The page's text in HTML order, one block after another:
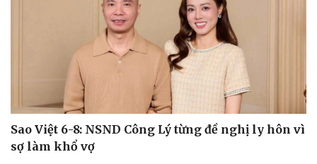
Sao Việt 6-8: NSND Công Lý từng đề nghị ly hôn vì
sợ làm khổ vợ